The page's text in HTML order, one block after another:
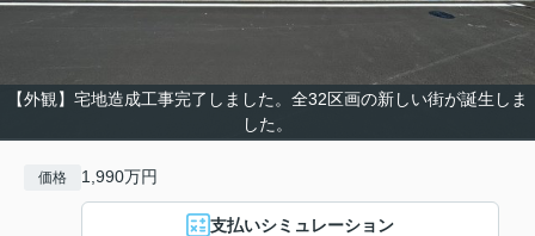
【外観】宅地造成工事完了しました。全32区画の新しい街が誕生しま
した。
価格 1,990万円
支払いシミュレーション